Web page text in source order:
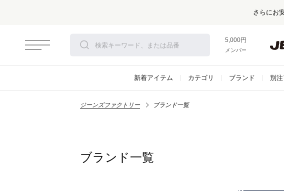
5,000円以上お買い上
メンバー登録でお得な
新着アイテム カテゴリ ブランド 別
ジーンズファクトリー ブランド一覧
ブランド一覧